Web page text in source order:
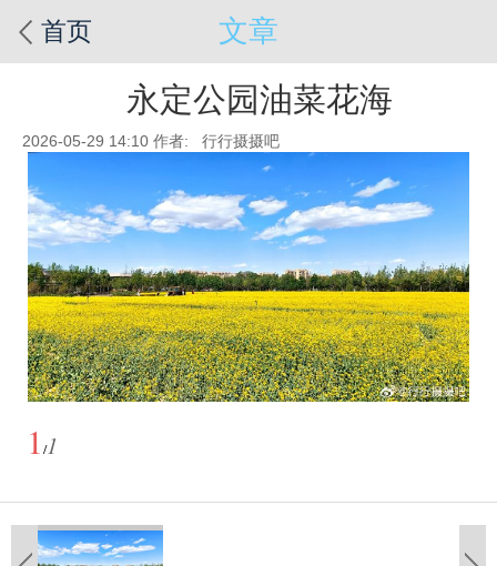
首页 文章
永定公园油菜花海
2026-05-29 14:10 作者: 行行摄摄吧
1/1